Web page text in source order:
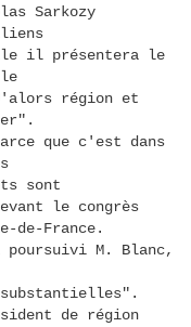
Sarkozy
il présentera le
région et
que c'est dans
sont
le congrès
de-France.
poursuivi M. Blanc,
de région